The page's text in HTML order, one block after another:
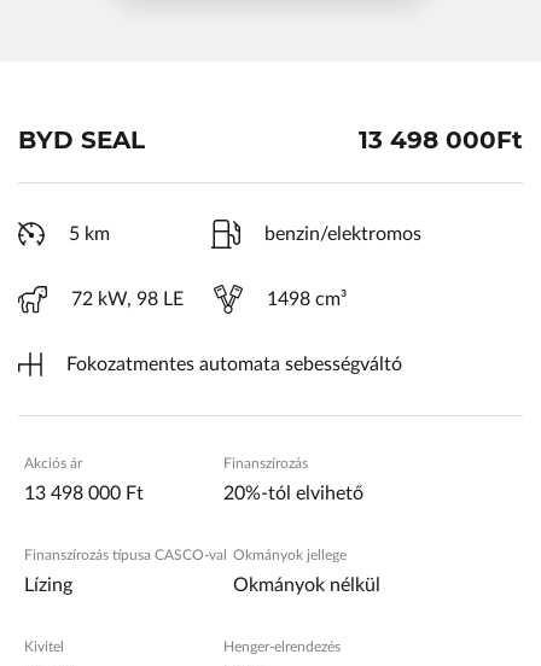
BYD SEAL 13 498 000Ft
5 km benzin/elektromos
72 kW, 98 LE 1498 cm³
Fokozatmentes automata sebességváltó
Akciós ár
13 498 000 Ft
Finanszírozás
20%-tól elvihető
Finanszírozás típusa CASCO-val
Lízing
Okmányok jellege
Okmányok nélkül
Kivitel Henger-elrendezés